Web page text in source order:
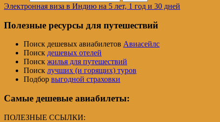
Электронная виза в Индию на 5 лет, 1 год и 30 дней
Полезные ресурсы для путешествий
Поиск дешевых авиабилетов Авиасейлс
Поиск дешевых отелей
Поиск жилья для путешествий
Поиск лучших (и горящих) туров
Подбор выгодной страховки
Самые дешевые авиабилеты:
ПОЛЕЗНЫЕ ССЫЛКИ: